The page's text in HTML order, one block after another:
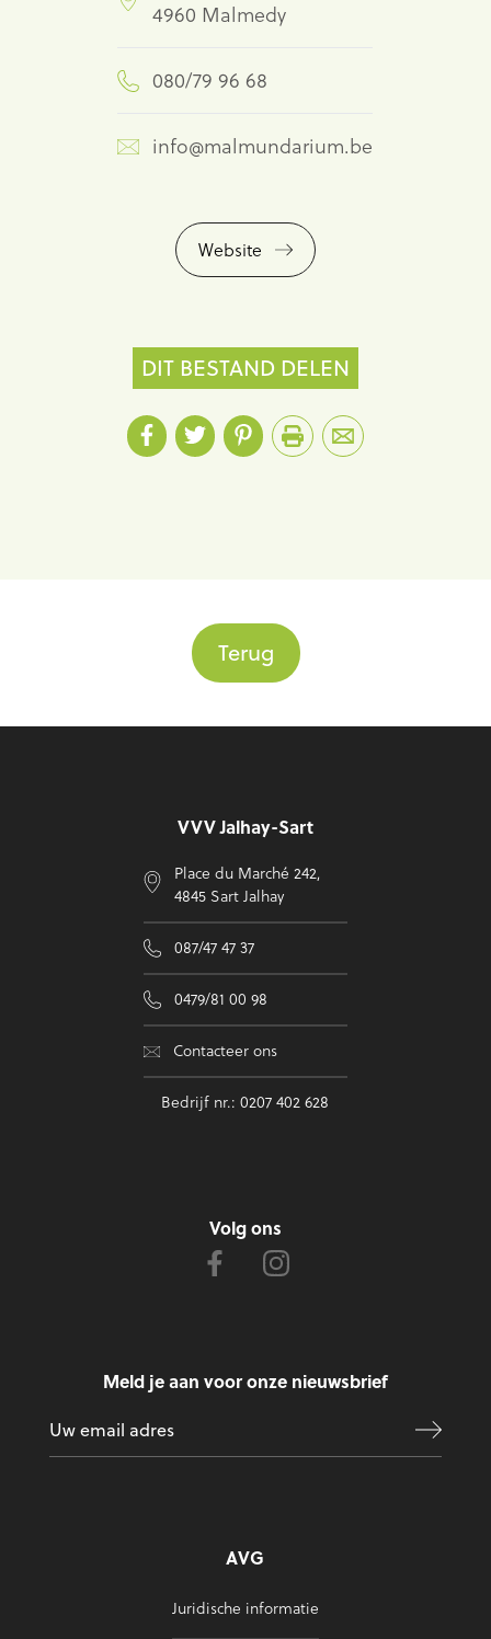
4960 Malmedy
080/79 96 68
info@malmundarium.be
Website
DIT BESTAND DELEN
Terug
VVV Jalhay-Sart
Place du Marché 242,
4845 Sart Jalhay
087/47 47 37
0479/81 00 98
Contacteer ons
Bedrijf nr.: 0207 402 628
Volg ons
Meld je aan voor onze nieuwsbrief
AVG
Juridische informatie